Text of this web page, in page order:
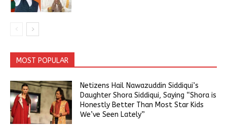
MOST POPULAR
Netizens Hail Nawazuddin Siddiqui’s
Daughter Shora Siddiqui, Saying “Shora is
Honestly Better Than Most Star Kids
We’ve Seen Lately”